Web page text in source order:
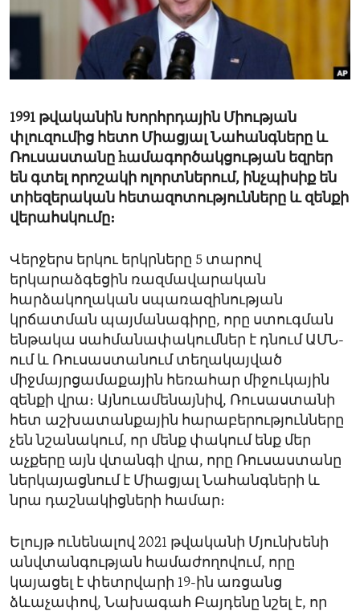
ENVIRONMENT AND HEALTH
IDEALS AND INSTITUTIONS
1991 թվականին Խորհրդային Միության
փլուզումից հետո Միացյալ Նահանգները և
Ռուսաստանը hամագործակցության եզրեր
են գտել որոշակի ոլորտներում, ինչպիսիք են
տիեզերական հետազոտությունները և զենքի
վերահսկումը։
Վերջերս երկու երկրները 5 տարով
երկարաձգեցին ռազմավարական
հարձակողական սպառազինության
կրճատման պայմանագիրը, որը ստուգման
ենթակա սահմանափակումներ է դնում ԱՄՆ-
ում և Ռուսաստանում տեղակայված
միջմայրցամաքային հեռահար միջուկային
զենքի վրա։ Այնուամենայնիվ, Ռուսաստանի
հետ աշխատանքային հարաբերությունները
չեն նշանակում, որ մենք փակում ենք մեր
աչքերը այն վտանգի վրա, որը Ռուսաստանը
ներկայացնում է Միացյալ Նահանգների և
նրա դաշնակիցների համար։
Ելույթ ունենալով 2021 թվականի Մյունխենի
անվտանգության համաժողովում, որը
կայացել է փետրվարի 19-ին առցանց
ձևաչափով, Նախագահ Բայդենը նշել է, որ